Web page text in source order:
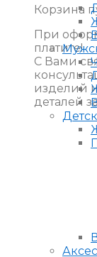
Корзина
При
платите!
С Вами
изделий
деталей